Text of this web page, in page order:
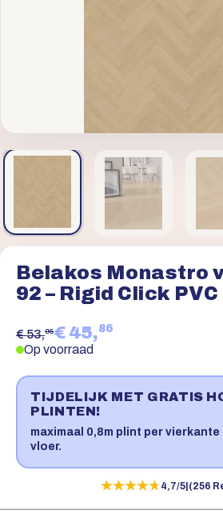
Belakos Monastro
92 – Rigid Click PVC
€ 53,95€ 45,86
Op voorraad
TIJDELIJK MET GRATIS
PLINTEN!
maximaal 0,8m plint per vierkante
vloer.
★★★★★
★★★★★4,7/5 (256